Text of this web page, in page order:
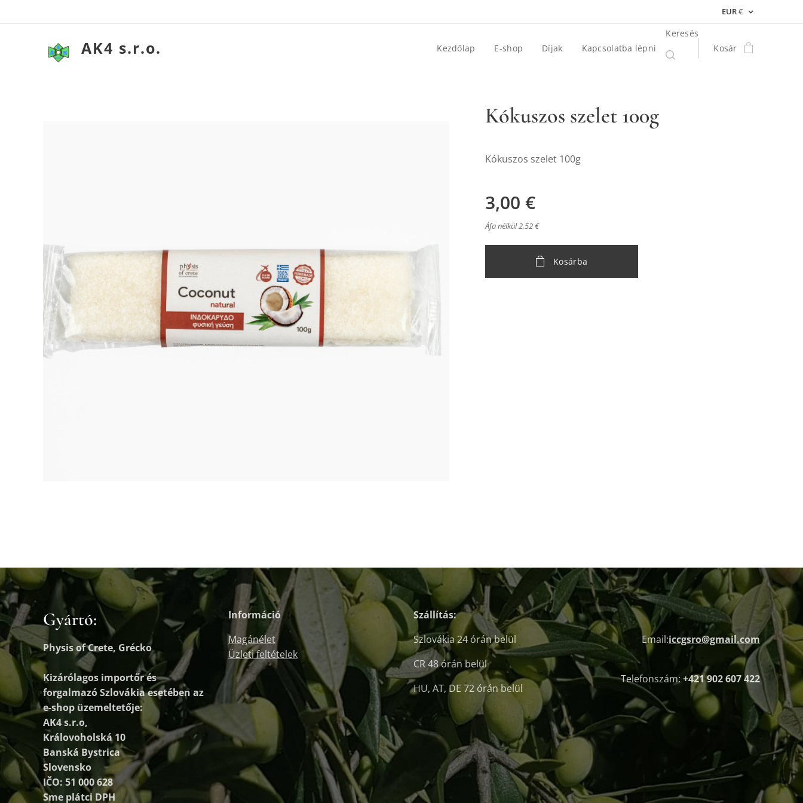
EUR€
AK4 s.r.o. Kezdőlap E-shop Díjak Kapcsolatba lépni
Keresés
Kosár
Kókuszos szelet 100g
Kókuszos szelet 100g
3,00 €
Áfa nélkül 2,52 €
Kosárba
Gyártó:
Physis of Crete, Grécko
Kizárólagos importőr és
forgalmazóSzlovákia esetében az
e-shop üzemeltetője:
AK4 s.r.o,
Královoholská 10
Banská Bystrica
Slovensko
IČO: 51 000 628
Sme plátci DPH
Információ
Magánélet
Üzleti feltételek
Szállítás:
Szlovákia 24 órán belül
CR 48 órán belül
HU, AT, DE 72 órán belül
Email:iccgsro@gmail.com
Telefonszám: +421 902 607 422